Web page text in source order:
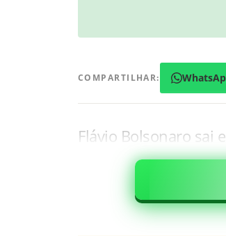
COMPARTILHAR:
Flávio Bolsonaro sai